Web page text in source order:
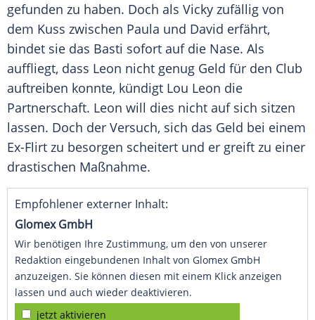
gefunden zu haben. Doch als Vicky zufällig von
dem Kuss zwischen Paula und David erfährt,
bindet sie das Basti sofort auf die Nase. Als
auffliegt, dass Leon nicht genug Geld für den Club
auftreiben konnte, kündigt Lou Leon die
Partnerschaft. Leon will dies nicht auf sich sitzen
lassen. Doch der Versuch, sich das Geld bei einem
Ex-Flirt zu besorgen scheitert und er greift zu einer
drastischen Maßnahme.
Empfohlener externer Inhalt:
Glomex GmbH
Wir benötigen Ihre Zustimmung, um den von unserer
Redaktion eingebundenen Inhalt von Glomex GmbH
anzuzeigen. Sie können diesen mit einem Klick anzeigen
lassen und auch wieder deaktivieren.
jetzt aktivieren